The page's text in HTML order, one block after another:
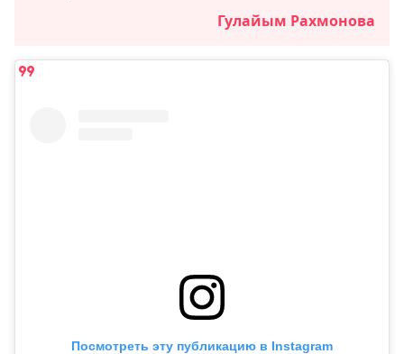
Гулайым Рахмонова
Посмотреть эту публикацию в Instagram